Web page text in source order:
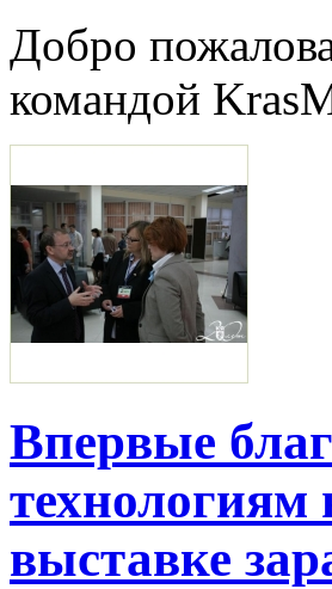
Добро
командой
Впервые
выставке